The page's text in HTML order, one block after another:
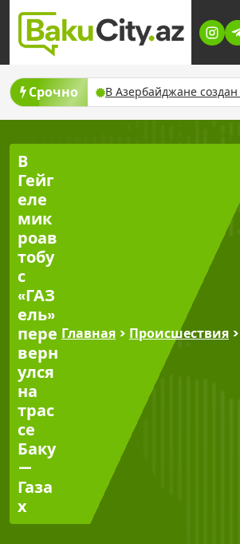
Skip
content
Срочно
за сутки В Азербайджане
В
Гейг
еле
мик
роав
тобу
с
«ГАЗ
ель»
пере
верн
улся
на
трас
се
Баку
—
Газа
х
Главная > Происшествия >